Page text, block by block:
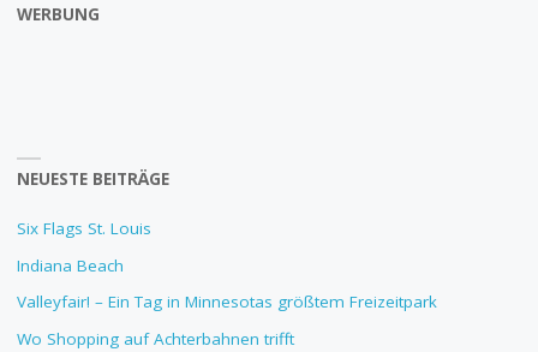
WERBUNG
NEUESTE BEITRÄGE
Six Flags St. Louis
Indiana Beach
Valleyfair! – Ein Tag in Minnesotas größtem Freizeitpark
Wo Shopping auf Achterbahnen trifft